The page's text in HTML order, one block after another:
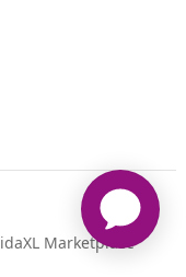
Marketplace